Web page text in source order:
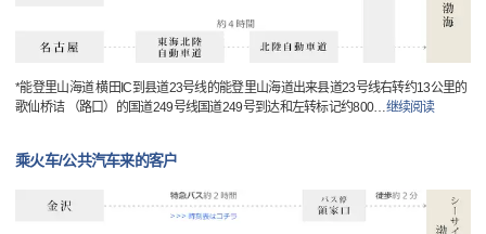
*能登里山海道 横田IC到县道23号线的能登里山海道出来县道23号线右转约13公里的
歌仙桥诘 （路口）的国道249号线国道249号到达和左转标记约800…继续阅读
乘火车/公共汽车来的客户